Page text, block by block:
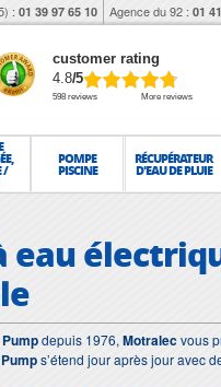
: 01 39 97 65 10 Agence du 92 : 01
customer rating
4.8/5
598 reviews More reviews
/
POMPE
PISCINE
RÉCUPÉRATEUR
D'EAU DE PLUIE
eau
depuis 1976, Motralecvous
s’étend jour après jour avec